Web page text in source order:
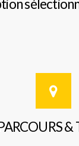
&